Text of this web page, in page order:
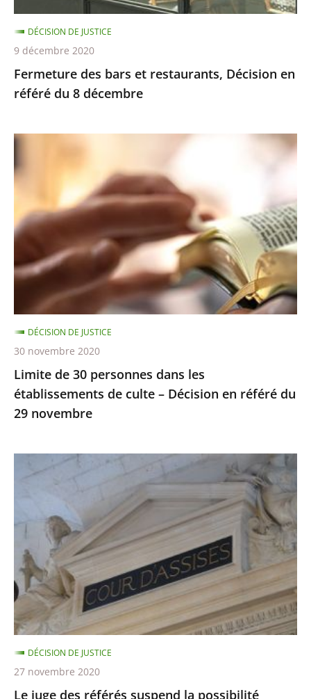
8
décembre
Fermeture des bars et restaurants, Décision en
référé du 8 décembre
DÉCISION DE JUSTICE
9 décembre 2020
Limite
30
personnes
dans
les
établissements
de
culte
–
Décision
en
référé
du
29
Limite de 30 personnes dans les
établissements de culte – Décision en référé du
29 novembre
DÉCISION DE JUSTICE
30 novembre 2020
juge
des
référés
suspend
possibilité
d’utiliser
la
visio-
conférence
lors
Le juge des référés suspend la possibilité
DÉCISION DE JUSTICE
27 novembre 2020